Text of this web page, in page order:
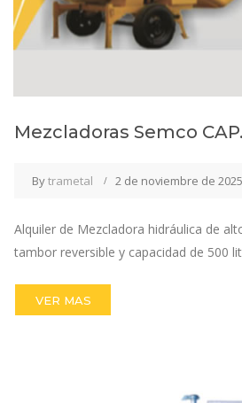
Mezcladoras Semco
Bytrametal 2 de noviembre de 2025
Alquiler de Mezcladora hidráulica de
tambor reversible y capacidad de 500
VER MAS